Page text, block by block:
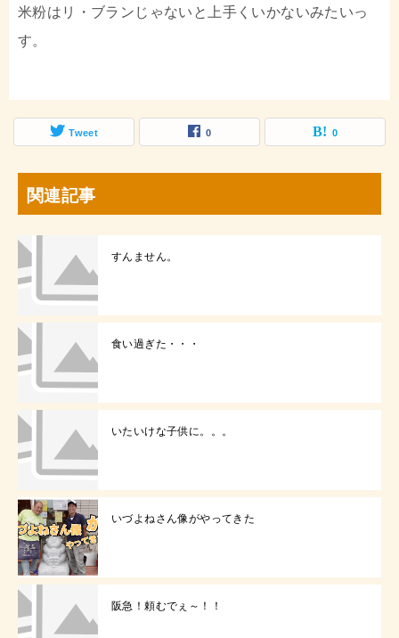
米粉はリ・ブランじゃないと上手くいかないみたいっ
す。
Tweet 0 0
関連記事
すんません。
食い過ぎた・・・
いたいけな子供に。。。
いづよねさん像がやってきた
阪急！頼むでぇ～！！